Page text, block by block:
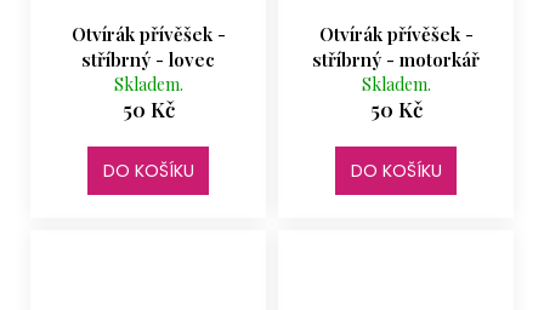
Otvírák přívěšek -
stříbrný - lovec
Skladem.
50 Kč
DO KOŠÍKU
Otvírák přívěšek -
stříbrný - motorkář
Skladem.
50 Kč
DO KOŠÍKU